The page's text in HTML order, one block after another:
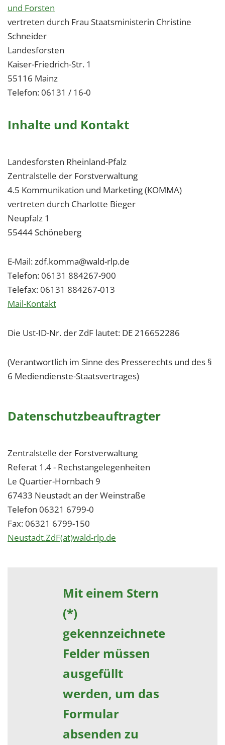
und Forsten
vertreten durch Frau Staatsministerin Christine
Schneider
Landesforsten
Kaiser-Friedrich-Str. 1
55116 Mainz
Telefon: 06131 / 16-0
Inhalte und Kontakt
Landesforsten Rheinland-Pfalz
Zentralstelle der Forstverwaltung
4.5 Kommunikation und Marketing (KOMMA)
vertreten durch Charlotte Bieger
Neupfalz 1
55444 Schöneberg
E-Mail: zdf.komma@wald-rlp.de
Telefon: 06131 884267-900
Telefax: 06131 884267-013
Mail-Kontakt
Die Ust-ID-Nr. der ZdF lautet: DE 216652286
(Verantwortlich im Sinne des Presserechts und des §
6 Mediendienste-Staatsvertrages)
Datenschutzbeauftragter
Zentralstelle der Forstverwaltung
Referat 1.4 - Rechstangelegenheiten
Le Quartier-Hornbach 9
67433 Neustadt an der Weinstraße
Telefon 06321 6799-0
Fax: 06321 6799-150
Neustadt.ZdF(at)wald-rlp.de
Mit einem Stern
(*)
gekennzeichnete
Felder müssen
ausgefüllt
werden, um das
Formular
absenden zu